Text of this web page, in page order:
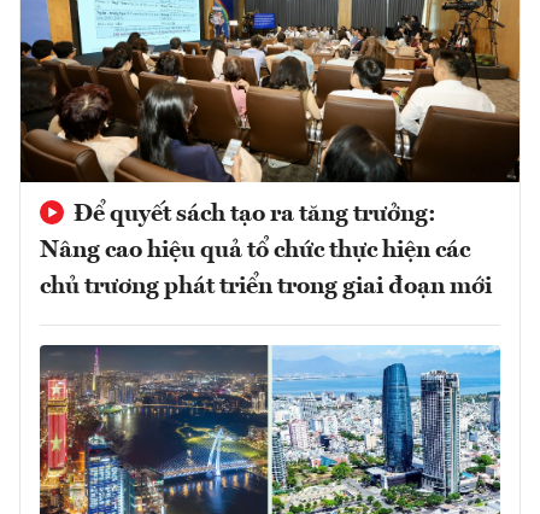
Để quyết sách tạo ra tăng trưởng:
Nâng cao hiệu quả tổ chức thực hiện các
chủ trương phát triển trong giai đoạn mới